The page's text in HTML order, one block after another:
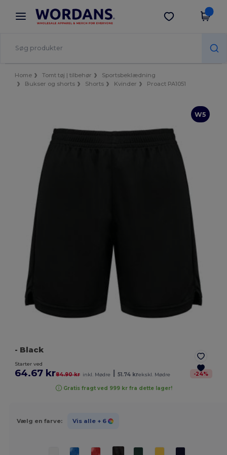
× Wordans-app
Bedre priser i appen!
Hent app
Home Tomt tøj | tilbehør
Sportsbeklædning
Bukser og shorts
Shorts Kvinder Proact PA1051
W5
- Black
Starter ved
64.67 kr84.90 kr inkl. Mødre 51.74 krekskl. Mødre -24%
Gratis fragt ved 999 kr fra dette lager!
Vælg en farve: Vis alle + 6